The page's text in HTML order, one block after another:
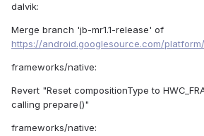
dalvik:
Merge branch 'jb-mr1.1-release' of
https://android.googlesource.com/
frameworks/native:
Revert "Reset compositionType to
calling prepare()"
frameworks/native: